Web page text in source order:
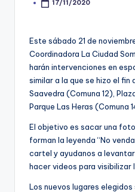
Posted17/11/2020
Este sábado 21 de
Coordinadora La Ciudad
harán intervenciones en
similar a la que se hizo el fin
Saavedra (Comuna 12),
Parque Las Heras (Comuna
El objetivo es sacar una
forman la leyenda “No
cartel y ayudanos a
hacer videos para visibilizar
Los nuevos lugares